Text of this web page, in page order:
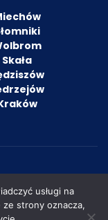
i Ubezpieczeń
usługi na
ze strony oznacza,